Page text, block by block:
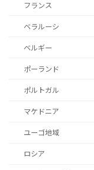
フランス
ベラルーシ
ベルギー
ポーランド
ポルトガル
マケドニア
ユーゴ地域
ロシア